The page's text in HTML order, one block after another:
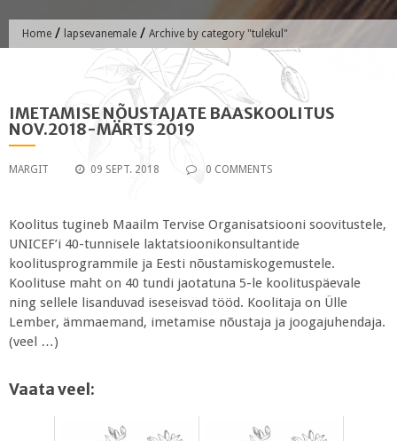
Home / lapsevanemale / Archive by category "tulekul"
IMETAMISE NÕUSTAJATE BAASKOOLITUS
NOV.2018-MÄRTS 2019
MARGIT 09 SEPT. 2018 0 COMMENTS
Koolitus tugineb Maailm Tervise Organisatsiooni soovitustele,
UNICEF’i 40-tunnisele laktatsioonikonsultantide
koolitusprogrammile ja Eesti nõustamiskogemustele.
Koolituse maht on 40 tundi jaotatuna 5-le koolituspäevale
ning sellele lisanduvad iseseisvad tööd. Koolitaja on Ülle
Lember, ämmaemand, imetamise nõustaja ja joogajuhendaja.
(veel …)
Vaata veel: